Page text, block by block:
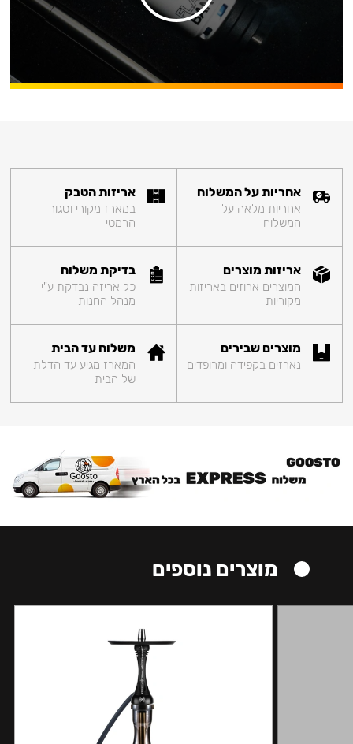
אחריות על המשלוח
אחריות מלאה על
המשלוח
אריזות הטבק
במארז מקורי וסגור
הרמטי
אריזות מוצרים
המוצרים ארוזים באריזות
מקוריות
בדיקת משלוח
כל אריזה נבדקת ע"י
מנהל החנות
מוצרים שבירים
נארזים בקפידה ומרופדים
משלוח עד הבית
המארז מגיע עד הדלת
של הבית
מוצרים נוספים